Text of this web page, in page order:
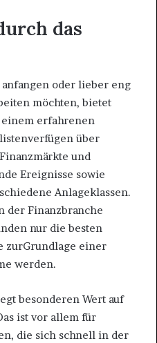
das
oder lieber eng
möchten, bietet
erfahrenen
über
und
Ereignisse sowie
Anlageklassen.
der Finanzbranche
nur die besten
zurGrundlage einer
werden.
besonderen Wert auf
ist vor allem für
die sich schnell in der